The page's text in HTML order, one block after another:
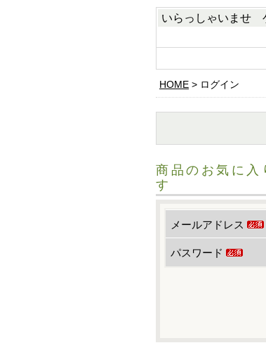
いらっしゃいませ
HOME ログイン
商品のお気に入
す
メールアドレス
(必
パスワード